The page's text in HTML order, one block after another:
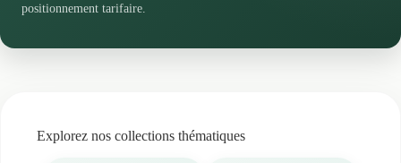
positionnement tarifaire.
Explorez nos collections thématiques